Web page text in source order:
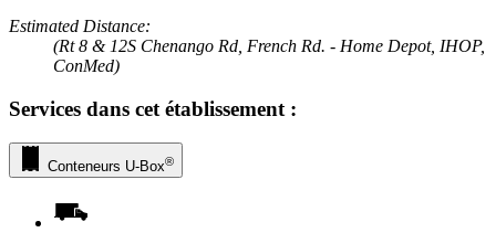
Estimated Distance:
(Rt 8 & 12S Chenango Rd, French Rd. - Home Depot, IHOP,
ConMed)
Services dans cet établissement :
Conteneurs U-Box®